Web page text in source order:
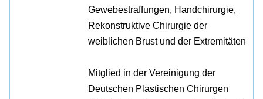
Gewebestraffungen, Handchirurgie,
Rekonstruktive Chirurgie der
weiblichen Brust und der Extremitäten
Mitglied in der Vereinigung der
Deutschen Plastischen Chirurgen